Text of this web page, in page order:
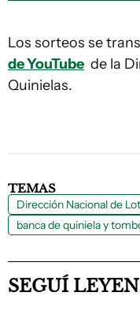
Los sorteos se
de YouTube de la
Quinielas.
TEMAS
Dirección Nacional de
banca de quiniela y
SEGUÍ